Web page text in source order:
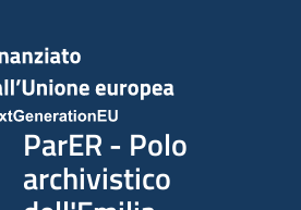
ParER - Polo
archivistico